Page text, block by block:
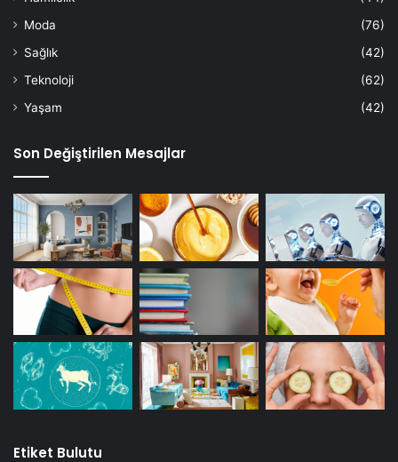
Moda
(76)
Sağlık
(42)
Teknoloji
(62)
Yaşam
(42)
Son Değiştirilen Mesajlar
Etiket Bulutu